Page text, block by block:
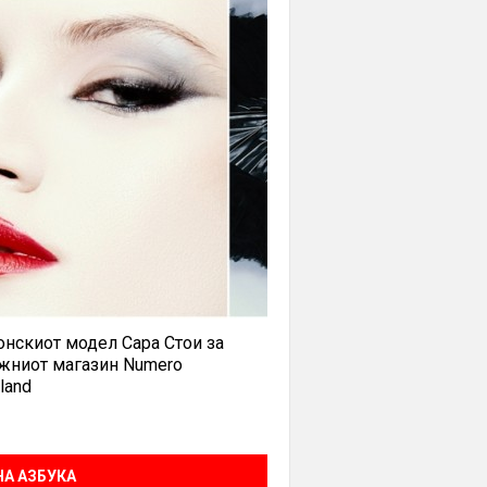
модел Сара Стои за
магазин Numero
АЗБУКА